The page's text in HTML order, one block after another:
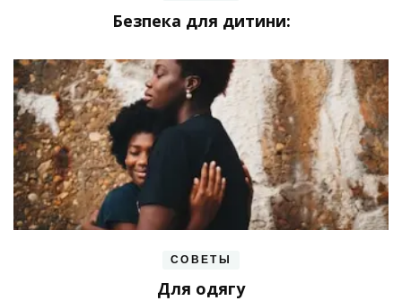
Безпека для дитини:
СОВЕТЫ
Для одягу